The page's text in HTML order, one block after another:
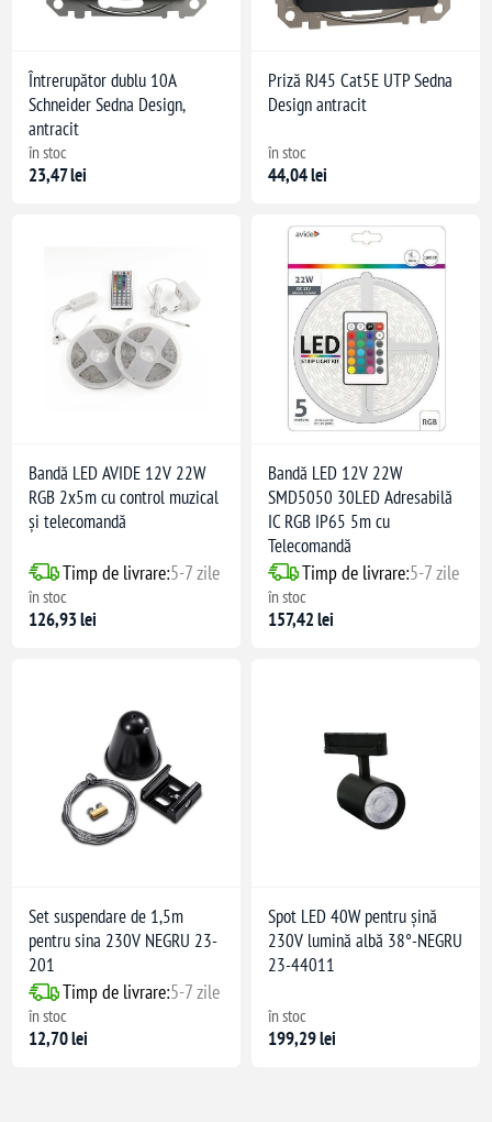
Întrerupător dublu 10A
Schneider Sedna Design,
antracit
în stoc
23,47 lei
Priză RJ45 Cat5E UTP Sedna
Design antracit
în stoc
44,04 lei
Bandă LED AVIDE 12V 22W
RGB 2x5m cu control muzical
și telecomandă
Timp de livrare:5-7 zile
în stoc
126,93 lei
Bandă LED 12V 22W
SMD5050 30LED Adresabilă
IC RGB IP65 5m cu
Telecomandă
Timp de livrare:5-7 zile
în stoc
157,42 lei
Set suspendare de 1,5m
pentru sina 230V NEGRU 23-
201
Timp de livrare:5-7 zile
în stoc
12,70 lei
Spot LED 40W pentru șină
230V lumină albă 38°-NEGRU
23-44011
în stoc
199,29 lei